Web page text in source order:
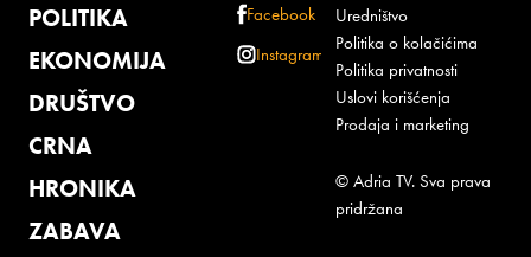
POLITIKA
EKONOMIJA
DRUŠTVO
CRNA
HRONIKA
ZABAVA
Facebook
Instagram
Uredništvo
Politika o kolačićima
Politika privatnosti
Uslovi korišćenja
Prodaja i marketing
© Adria TV. Sva prava
pridržana